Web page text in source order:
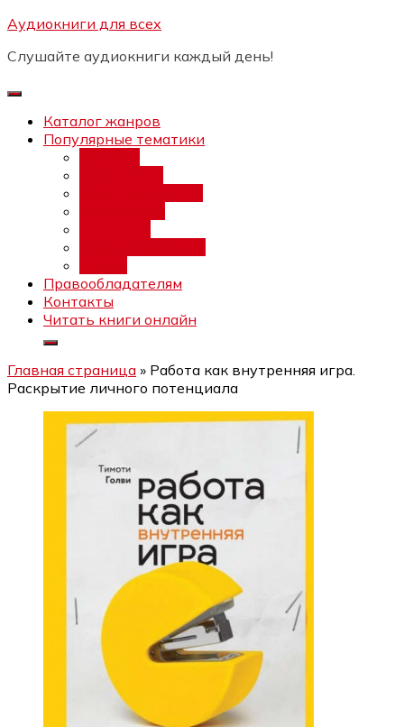
Перейти
содержимому
Аудиокниги для всех
Слушайте аудиокниги каждый день!
Каталог жанров
Популярные тематики
Правообладателям
Контакты
Читать книги онлайн
Главная страница » Работа как внутренняя игра.
Раскрытие личного потенциала
Бесплатный интенсив:
каналов"